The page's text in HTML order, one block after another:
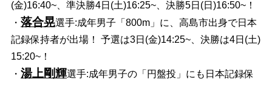
(金)16:40~、準決勝4日(土)16:25~、決勝5日(日)16:50~！
・ 落合晃選手:成年男子「800m」に、高島市出身で日本
記録保持者が出場！ 予選は3日(金)14:25~、決勝は4日(土)
15:20~！
・ 湯上剛輝選手:成年男子の「円盤投」にも日本記録保